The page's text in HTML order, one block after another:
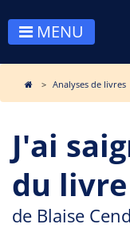
MENU
Analyses de livres
J'ai
du livre
de Blaise